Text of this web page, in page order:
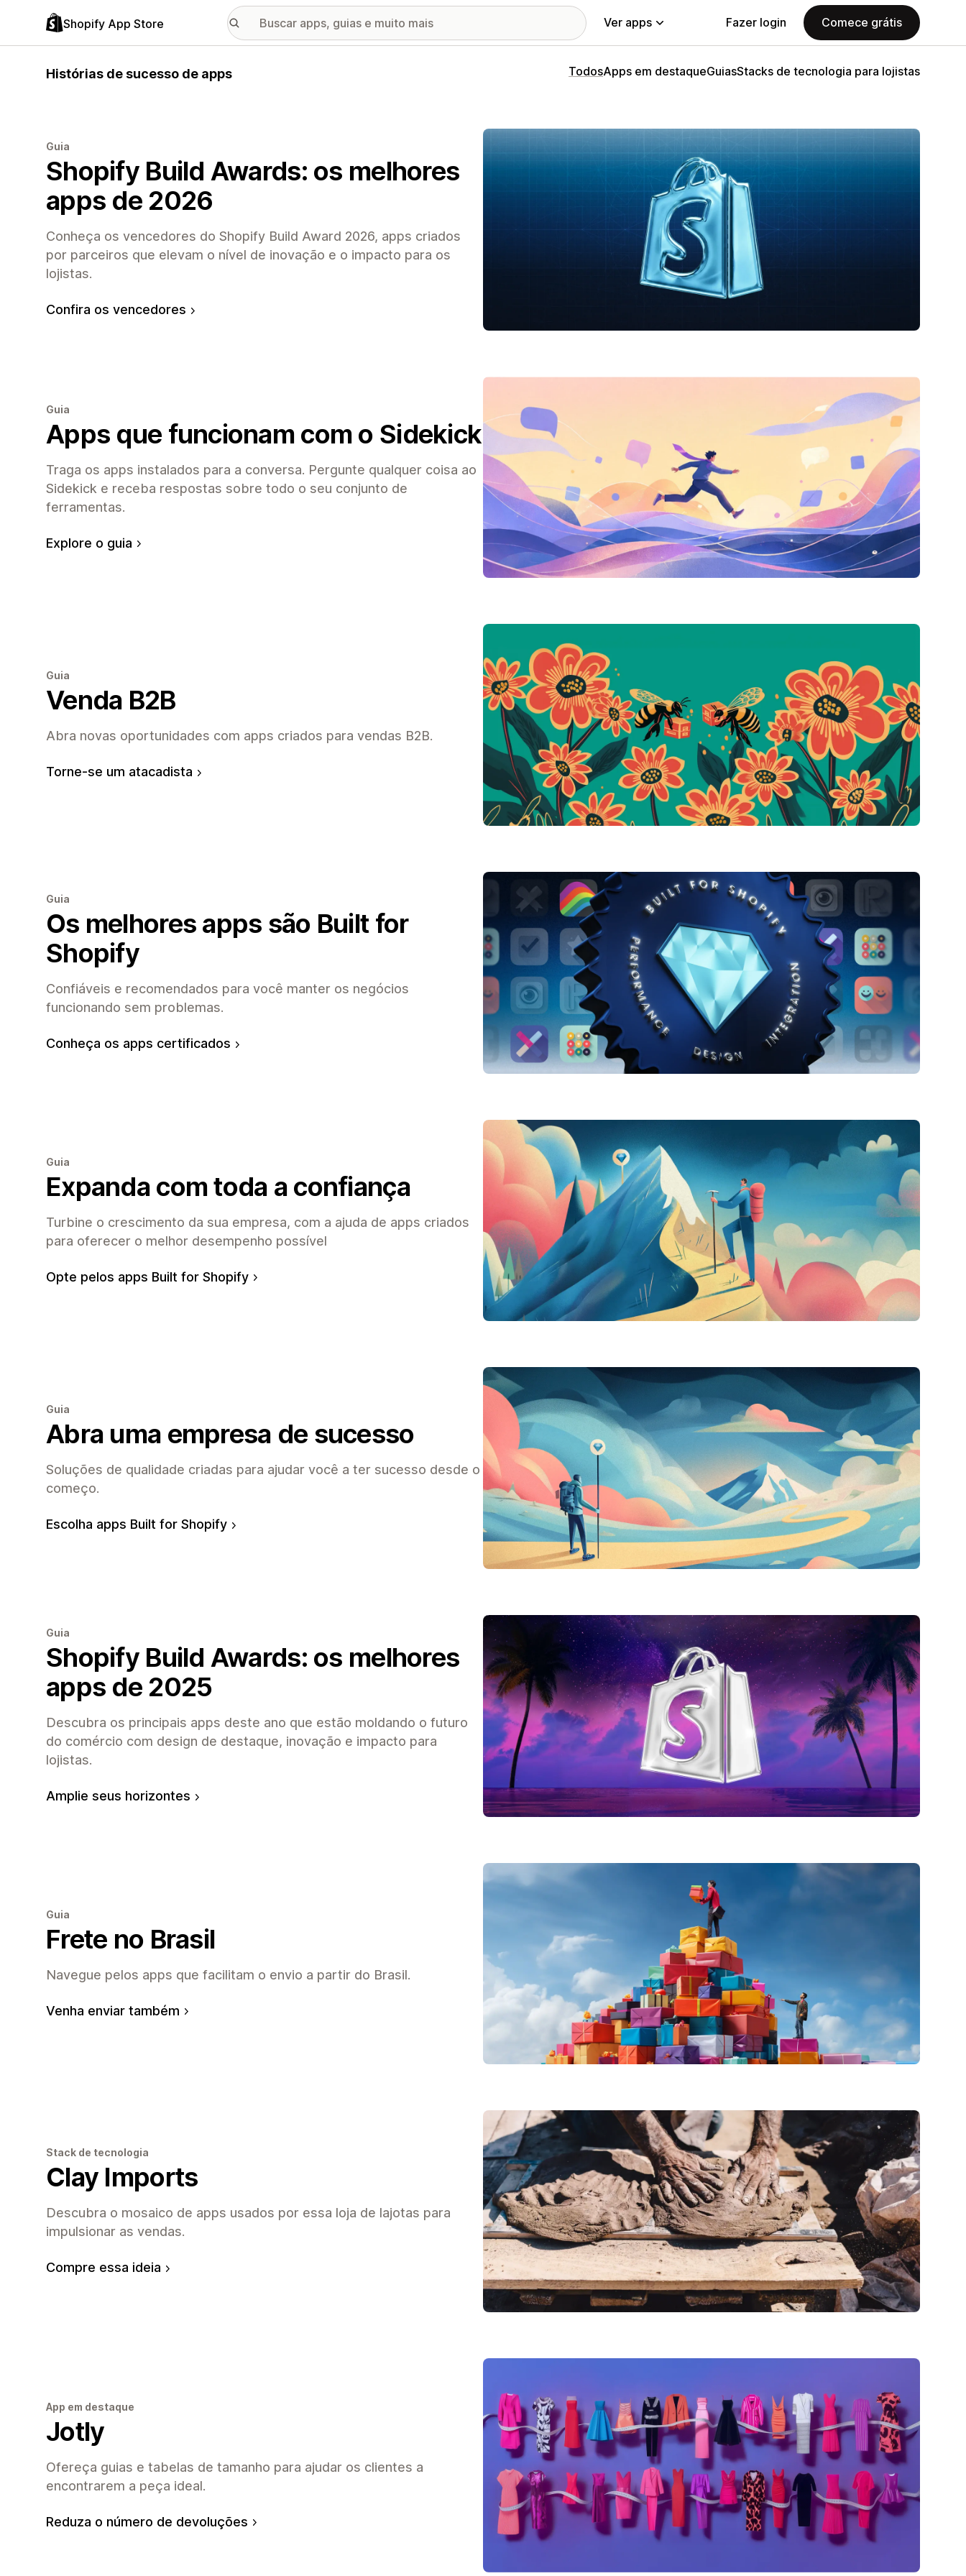
Shopify App Store Ver apps Fazer login Comece grátis
Histórias de sucesso de apps TodosApps em destaqueGuiasStacks de tecnologia para lojistas
Guia
Shopify Build Awards: os melhores
apps de 2026
Conheça os vencedores do Shopify Build Award 2026, apps criados
por parceiros que elevam o nível de inovação e o impacto para os
lojistas.
Confira os vencedores
Guia
Apps que funcionam com o Sidekick
Traga os apps instalados para a conversa. Pergunte qualquer coisa ao
Sidekick e receba respostas sobre todo o seu conjunto de
ferramentas.
Explore o guia
Guia
Venda B2B
Abra novas oportunidades com apps criados para vendas B2B.
Torne-se um atacadista
Guia
Os melhores apps são Built for
Shopify
Confiáveis e recomendados para você manter os negócios
funcionando sem problemas.
Conheça os apps certificados
Guia
Expanda com toda a confiança
Turbine o crescimento da sua empresa, com a ajuda de apps criados
para oferecer o melhor desempenho possível
Opte pelos apps Built for Shopify
Guia
Abra uma empresa de sucesso
Soluções de qualidade criadas para ajudar você a ter sucesso desde o
começo.
Escolha apps Built for Shopify
Guia
Shopify Build Awards: os melhores
apps de 2025
Descubra os principais apps deste ano que estão moldando o futuro
do comércio com design de destaque, inovação e impacto para
lojistas.
Amplie seus horizontes
Guia
Frete no Brasil
Navegue pelos apps que facilitam o envio a partir do Brasil.
Venha enviar também
Stack de tecnologia
Clay Imports
Descubra o mosaico de apps usados por essa loja de lajotas para
impulsionar as vendas.
Compre essa ideia
App em destaque
Jotly
Ofereça guias e tabelas de tamanho para ajudar os clientes a
encontrarem a peça ideal.
Reduza o número de devoluções